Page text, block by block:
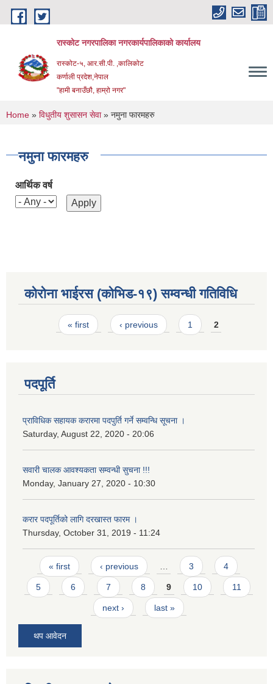
Skip to main content
रास्कोट नगरपालिका नगरकार्यपालिकाको कार्यालय
रास्कोट-५, आर.सी.पी. ,कालिकोट
कर्णाली प्रदेश,नेपाल
"हामी बनाउँछौ, हाम्रो नगर"
You are here
Home » विधुतीय शुसासन सेवा» नमुना फारमहरु
नमुना फारमहरु
आर्थिक वर्ष
कोरोना भाईरस (कोभिड-१९) सम्वन्धी गतिविधि
Pages« first ‹ previous 1 2
पदपूर्ति
प्राविधिक सहायक करारमा पदपुर्ति गर्ने सम्वन्धि सूचना ।
Saturday, August 22, 2020 - 20:06
सवारी चालक आवश्यकता सम्वन्धी सुचना !!!
Monday, January 27, 2020 - 10:30
करार पदपूर्तिको लागि दरखास्त फारम ।
Thursday, October 31, 2019 - 11:24
Pages
« first ‹ previous 3 4
5 6 7 8 9 10 11
next › last »
थप आवेदन